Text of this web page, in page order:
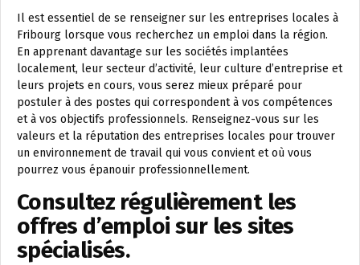
Il est essentiel de se renseigner sur les entreprises locales à
Fribourg lorsque vous recherchez un emploi dans la région.
En apprenant davantage sur les sociétés implantées
localement, leur secteur d’activité, leur culture d’entreprise et
leurs projets en cours, vous serez mieux préparé pour
postuler à des postes qui correspondent à vos compétences
et à vos objectifs professionnels. Renseignez-vous sur les
valeurs et la réputation des entreprises locales pour trouver
un environnement de travail qui vous convient et où vous
pourrez vous épanouir professionnellement.
Consultez régulièrement les
offres d’emploi sur les sites
spécialisés.